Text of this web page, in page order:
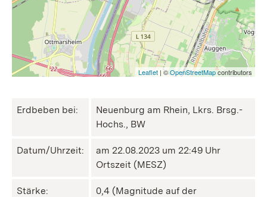
Leaflet | ©OpenStreetMapcontributors
Erdbeben bei:
Neuenburg am Rhein, Lkrs. Brsg.-
Hochs., BW
Datum/Uhrzeit:
am 22.08.2023 um 22:49 Uhr
Ortszeit (MESZ)
Stärke:
0,4 (Magnitude auf der